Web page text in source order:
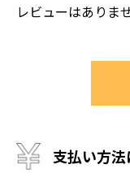
レビューはありま
支払い方法